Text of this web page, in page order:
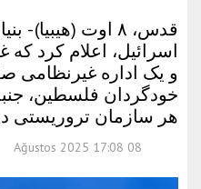
قدس، ۸ اوت
اسرائیل، اعلام کرد
و یک اداره غیرنظامی
خودگردان فلسطین،
هر سازمان تروریستی
08 Ağustos 2025 17:08